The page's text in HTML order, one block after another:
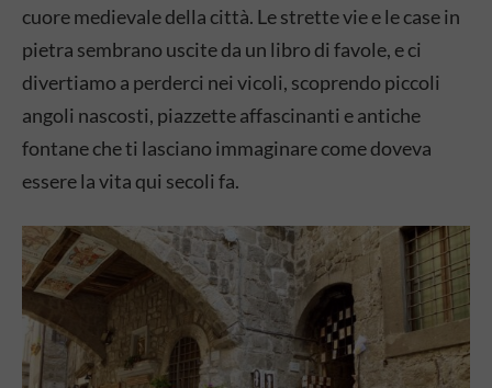
cuore medievale della città. Le strette vie e le case in
pietra sembrano uscite da un libro di favole, e ci
divertiamo a perderci nei vicoli, scoprendo piccoli
angoli nascosti, piazzette affascinanti e antiche
fontane che ti lasciano immaginare come doveva
essere la vita qui secoli fa.